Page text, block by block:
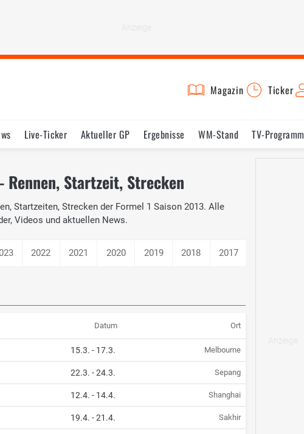
Magazin Ticker
Live-Ticker Aktueller GP Ergebnisse WM-Stand TV-Programm
Rennen, Startzeit, Strecken
Startzeiten, Strecken der Formel 1 Saison 2013. Alle
Videos und aktuellen News.
2022 2021 2020 2019 2018 2017
Datum Ort
15.3. - 17.3. Melbourne
22.3. -24.3. Sepang
12.4. - 14.4. Shanghai
19.4. -21.4. Sakhir